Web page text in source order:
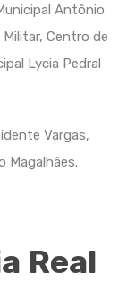
Antônio
Centro de
Lycia Pedral
Vargas,
Magalhães.
Real